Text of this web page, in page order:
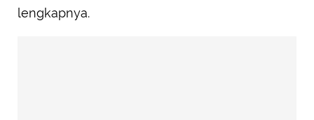
lengkapnya.